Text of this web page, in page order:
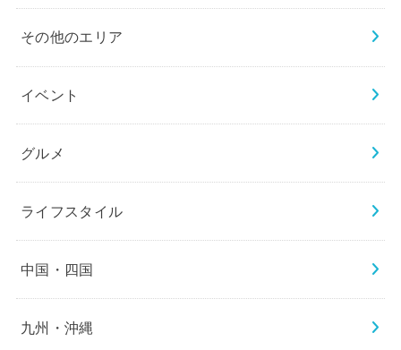
その他のエリア
イベント
グルメ
ライフスタイル
中国・四国
九州・沖縄